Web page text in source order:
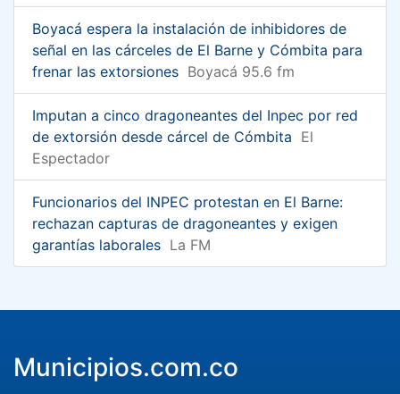
Boyacá espera la instalación de inhibidores de
señal en las cárceles de El Barne y Cómbita para
frenar las extorsiones Boyacá 95.6 fm
Imputan a cinco dragoneantes del Inpec por red
de extorsión desde cárcel de Cómbita El
Espectador
Funcionarios del INPEC protestan en El Barne:
rechazan capturas de dragoneantes y exigen
garantías laborales La FM
Municipios.com.co